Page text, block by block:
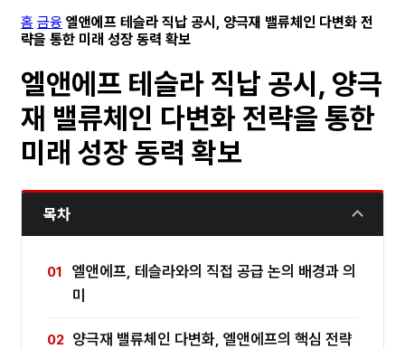
홈 금융 엘앤에프 테슬라 직납 공시, 양극재 밸류체인 다변화 전
략을 통한 미래 성장 동력 확보
엘앤에프 테슬라 직납 공시, 양극
재 밸류체인 다변화 전략을 통한
미래 성장 동력 확보
목차
엘앤에프, 테슬라와의 직접 공급 논의 배경과 의
미
양극재 밸류체인 다변화, 엘앤에프의 핵심 전략